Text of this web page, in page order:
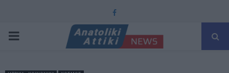
Facebook
PRIMARY